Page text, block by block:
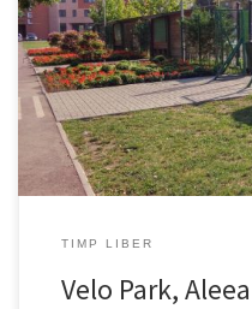
Acces nerestricționat. Nu
persoanele în fotoliul rulant.
TIMP LIBER
Velo Park,